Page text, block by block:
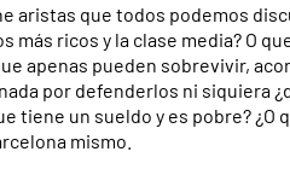
aristas que todos podemos
más ricos y la clase media? O
apenas pueden sobrevivir,
por defenderlos ni siquiera
tiene un sueldo y es pobre? ¿O
mismo.